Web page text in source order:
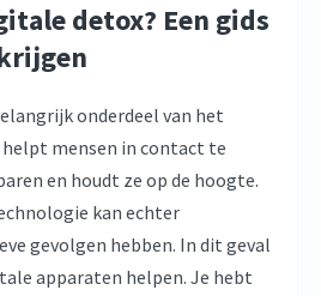
detox? Een gids
onderdeel van het
mensen in contact te
en houdt ze op de hoogte.
kan echter
gevolgen hebben. In dit geval
apparaten helpen. Je hebt